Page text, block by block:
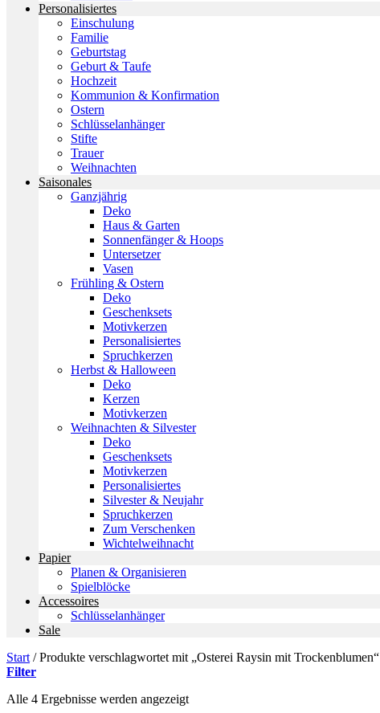
Personalisiertes
Einschulung
Familie
Geburtstag
Geburt & Taufe
Hochzeit
Kommunion & Konfirmation
Ostern
Schlüsselanhänger
Stifte
Trauer
Weihnachten
Saisonales
Ganzjährig
Deko
Haus & Garten
Sonnenfänger & Hoops
Untersetzer
Vasen
Frühling & Ostern
Deko
Geschenksets
Motivkerzen
Personalisiertes
Spruchkerzen
Herbst & Halloween
Deko
Kerzen
Motivkerzen
Weihnachten & Silvester
Deko
Geschenksets
Motivkerzen
Personalisiertes
Silvester & Neujahr
Spruchkerzen
Zum Verschenken
Wichtelweihnacht
Papier
Planen & Organisieren
Spielblöcke
Accessoires
Schlüsselanhänger
Sale
Start /Produkte verschlagwortet mit „Osterei Raysin mit Trockenblumen“
Filter
Alle 4 Ergebnisse werden angezeigtNach